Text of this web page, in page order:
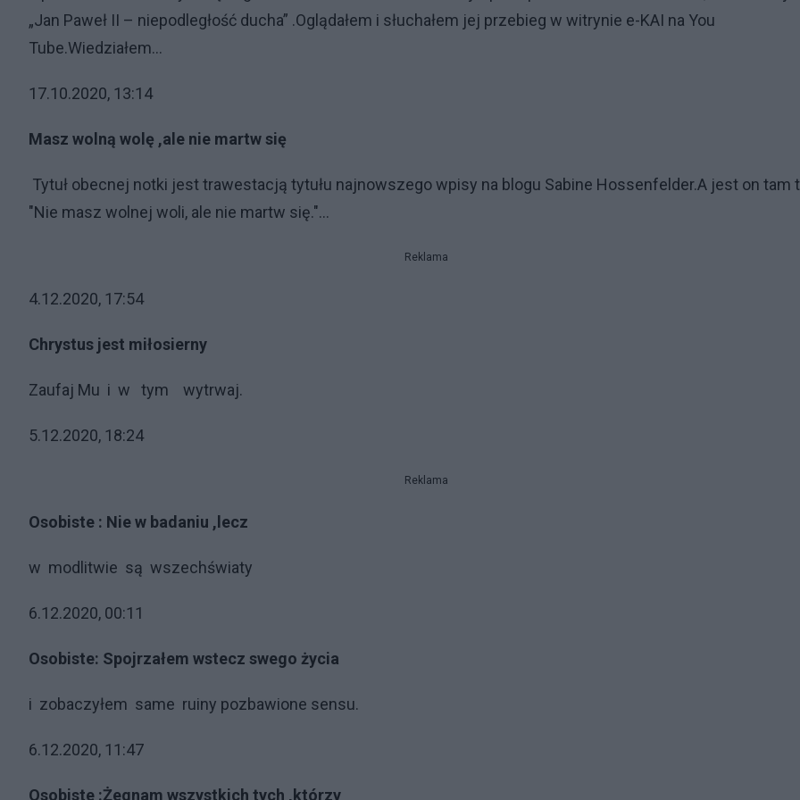
„Jan Paweł II – niepodległość ducha” .Oglądałem i słuchałem jej przebieg w witrynie e-KAI na You
Tube.Wiedziałem...
17.10.2020, 13:14
Masz wolną wolę ,ale nie martw się
Tytuł obecnej notki jest trawestacją tytułu najnowszego wpisy na blogu Sabine Hossenfelder.A jest on tam
"Nie masz wolnej woli, ale nie martw się."...
Reklama
4.12.2020, 17:54
Chrystus jest miłosierny
Zaufaj Mu i w tym wytrwaj.
5.12.2020, 18:24
Reklama
Osobiste : Nie w badaniu ,lecz
w modlitwie są wszechświaty
6.12.2020, 00:11
Osobiste: Spojrzałem wstecz swego życia
i zobaczyłem same ruiny pozbawione sensu.
6.12.2020, 11:47
Osobiste :Żegnam wszystkich tych ,którzy